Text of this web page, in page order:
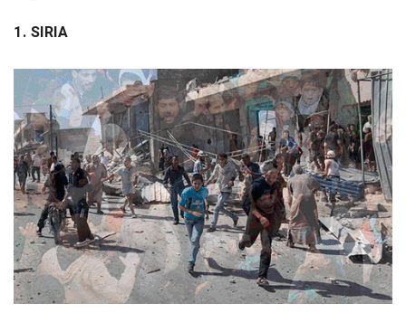
1. SIRIA